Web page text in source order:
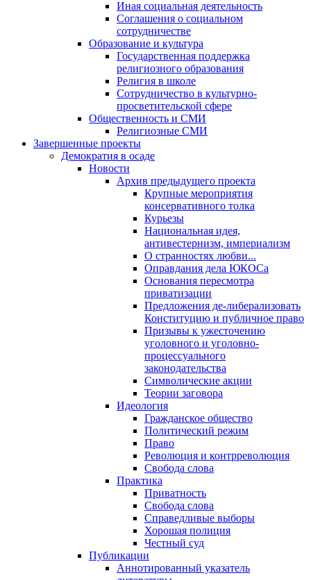
Иная социальная деятельность
Соглашения о социальном
сотрудничестве
Образование и культура
Государственная поддержка
религиозного образования
Религия в школе
Сотрудничество в культурно-
просветительской сфере
Общественность и СМИ
Религиозные СМИ
Завершенные проекты
Демократия в осаде
Новости
Архив предыдущего проекта
Крупные мероприятия
консервативного толка
Курьезы
Национальная идея,
антивестернизм, империализм
О странностях любви...
Оправдания дела ЮКОСа
Основания пересмотра
приватизации
Предложения де-либерализовать
Конституцию и публичное право
Призывы к ужесточению
уголовного и уголовно-
процессуального
законодательства
Символические акции
Теории заговора
Идеология
Гражданское общество
Политический режим
Право
Революция и контрреволюция
Свобода слова
Практика
Приватность
Свобода слова
Справедливые выборы
Хорошая полиция
Честный суд
Публикации
Аннотированный указатель